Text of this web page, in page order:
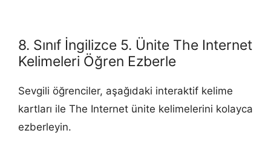
8. Sınıf İngilizce 5. Ünite The Internet
Kelimeleri Öğren Ezberle
Sevgili öğrenciler, aşağıdaki interaktif kelime
kartları ile The Internet ünite kelimelerini kolayca
ezberleyin.